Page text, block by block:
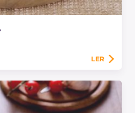
LER